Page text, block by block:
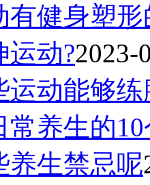
有健身塑形
运动?2023-
运动能够练
常养生的10
养生禁忌呢